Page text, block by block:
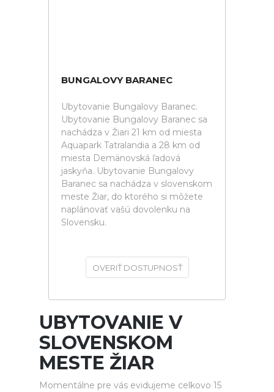
BUNGALOVY BARANEC
Ubytovanie Bungalovy Baranec.
Ubytovanie Bungalovy Baranec sa
nachádza v Žiari 21 km od miesta
Aquapark Tatralandia a 28 km od
miesta Demänovská ľadová
jaskyňa. Ubytovanie Bungalovy
Baranec sa nachádza v slovenskom
meste Žiar, do ktorého si môžete
naplánovať vašú dovolenku na
Slovensku.
OVERIŤ DOSTUPNOSŤ
UBYTOVANIE V
SLOVENSKOM
MESTE ŽIAR
Momentálne pre vás evidujeme celkovo 15